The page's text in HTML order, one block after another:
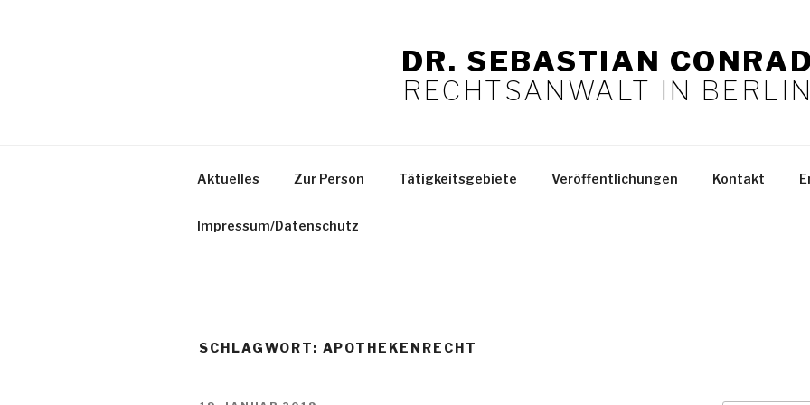
DR. SEBASTIAN CONRAD
RECHTSANWALT IN BERLIN
Aktuelles Zur Person Tätigkeitsgebiete Veröffentlichungen Kontakt
Impressum/Datenschutz
SCHLAGWORT: APOTHEKENRECHT